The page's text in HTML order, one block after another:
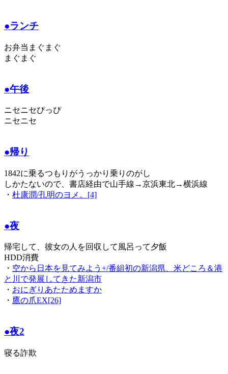
●ランチ
お弁当まぐまぐ
まぐまぐ
●午後
ニセニセぴっぴ
ニセニセ
●帰り
1842に乗るつもりがうっかり乗りのがし
しかたないので、書店経由で山手線→京浜東北→横浜線
・ 杜康潤/孔明のヨメ。[4]
●夜
帰宅して、彼女の人を回収して風呂って夕飯
HDD消費
・ 空から日本を見てみよう+/番組初の新潟県、米どころ＆港
と川で発展してきた新潟市
・ おにぎりあたためますか
・ 鷹の爪EX[26]
●夜2
寝る詐欺